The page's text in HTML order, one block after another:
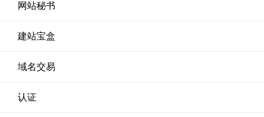
网站秘书
建站宝盒
域名交易
认证